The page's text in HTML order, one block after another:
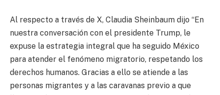
Al respecto a través de X, Claudia Sheinbaum dijo “En
nuestra conversación con el presidente Trump, le
expuse la estrategia integral que ha seguido México
para atender el fenómeno migratorio, respetando los
derechos humanos. Gracias a ello se atiende a las
personas migrantes y a las caravanas previo a que